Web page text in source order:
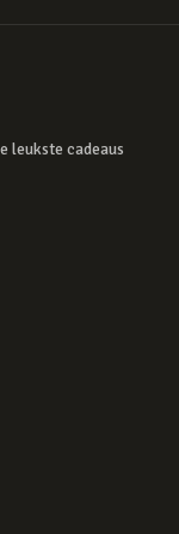
leukste cadeaus